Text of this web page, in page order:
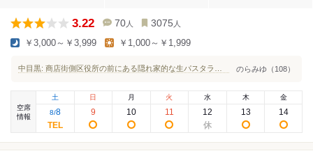
3.22 70 人 3075 人
￥3,000～￥3,999 ￥1,000～￥1,999
のらみゆ（108）
空席
情報
土
8/8
日
9
月
10
火
11
水
12
木
13
金
14